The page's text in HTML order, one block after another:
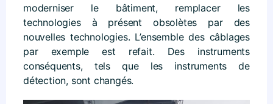
moderniser le bâtiment, remplacer les
technologies à présent obsolètes par des
nouvelles technologies. L’ensemble des câblages
par exemple est refait. Des instruments
conséquents, tels que les instruments de
détection, sont changés.